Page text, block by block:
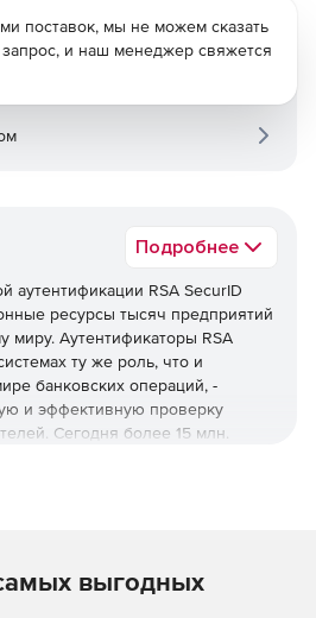
Подробнее
аутентификации RSA SecurID
ресурсы тысяч предприятий
миру. Аутентификаторы RSA
ту же роль, что и
банковских операций, -
и эффективную проверку
Сегодня более 15 млн.
RSA SecurID
для централизованного
поставок, мы не можем сказать
и наш менеджер свяжется
выгодных